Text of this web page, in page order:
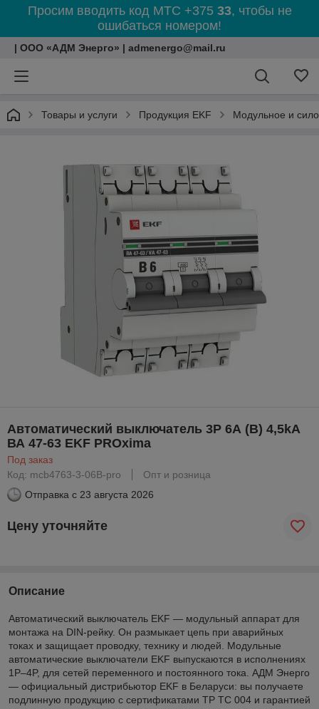
Просим вводить код МТС +375 33, чтобы не
ошибаться номером!
| ООО «АДМ Энерго» | admenergo@mail.ru
Товары и услуги Продукция EKF Модульное и
Автоматический выключатель 3P 6А (В) 4,5kA
ВА 47-63 EKF PROxima
Под заказ
Код: mcb4763-3-06B-pro
Опт и розница
Отправка с 23 августа 2026
Цену уточняйте
Описание
Автоматический выключатель EKF — модульный аппарат для
монтажа на DIN-рейку. Он размыкает цепь при аварийных
токах и защищает проводку, технику и людей. Модульные
автоматические выключатели EKF выпускаются в исполнениях
1P–4P, для сетей переменного и постоянного тока. АДМ Энерго
— официальный дистрибьютор EKF в Беларуси: вы получаете
подлинную продукцию с сертификатами ТР ТС 004 и гарантией